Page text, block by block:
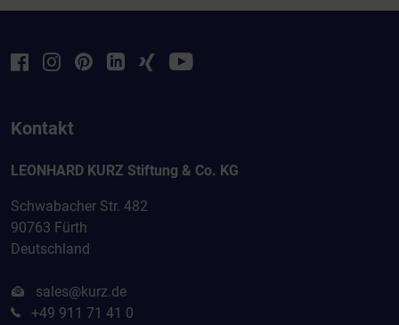
Kontakt
LEONHARD KURZ Stiftung & Co. KG
Schwabacher Str. 482
90763 Fürth
Deutschland
sales@kurz.de
+49 911 71 41 0